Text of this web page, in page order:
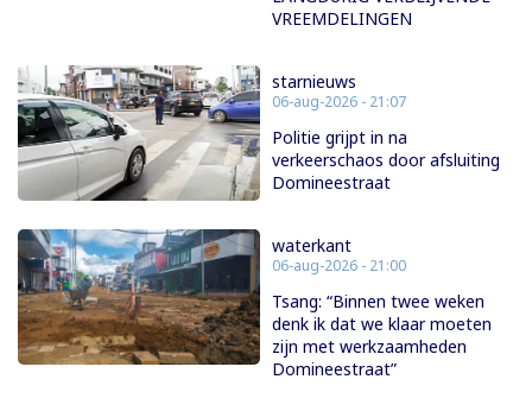
VREEMDELINGEN
starnieuws
06-aug-2026 - 21:07
Politie grijpt in na
verkeerschaos door afsluiting
Domineestraat
waterkant
06-aug-2026 - 21:00
Tsang: “Binnen twee weken
denk ik dat we klaar moeten
zijn met werkzaamheden
Domineestraat”